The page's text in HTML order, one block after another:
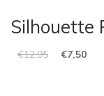
Silhouette
€12,95 €7,50